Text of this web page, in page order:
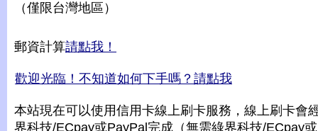
（僅限台灣地區）
郵資計算請點我！
歡迎光臨！不知道如何下手嗎？請點我
本站現在可以使用信用卡線上刷卡服務，線上刷卡會
界科技/ECpay或PayPal完成（無需綠界科技/ECpay或